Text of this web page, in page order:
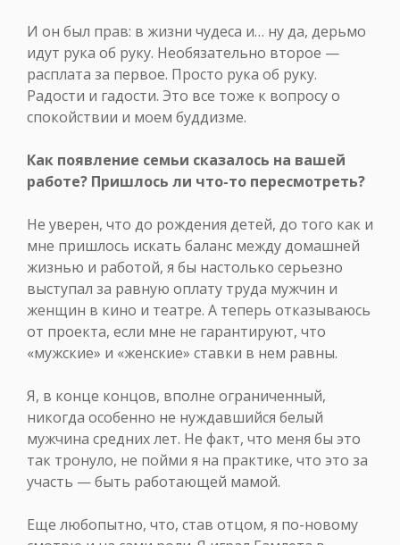
И он был прав: в жизни чудеса и… ну да, дерьмо
идут рука об руку. Необязательно второе —
расплата за первое. Просто рука об руку.
Радости и гадости. Это все тоже к вопросу о
спокойствии и моем буддизме.
Как появление семьи сказалось на вашей
работе? Пришлось ли что-то пересмотреть?
Не уверен, что до рождения детей, до того как и
мне пришлось искать баланс между домашней
жизнью и работой, я бы настолько серьезно
выступал за равную оплату труда мужчин и
женщин в кино и театре. А теперь отказываюсь
от проекта, если мне не гарантируют, что
«мужские» и «женские» ставки в нем равны.
Я, в конце концов, вполне ограниченный,
никогда особенно не нуждавшийся белый
мужчина средних лет. Не факт, что меня бы это
так тронуло, не пойми я на практике, что это за
участь — быть работающей мамой.
Еще любопытно, что, став отцом, я по-новому